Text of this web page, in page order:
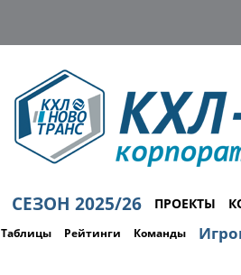
СЕЗОН 2025/26 ПРОЕКТЫ
Таблицы Рейтинги Команды